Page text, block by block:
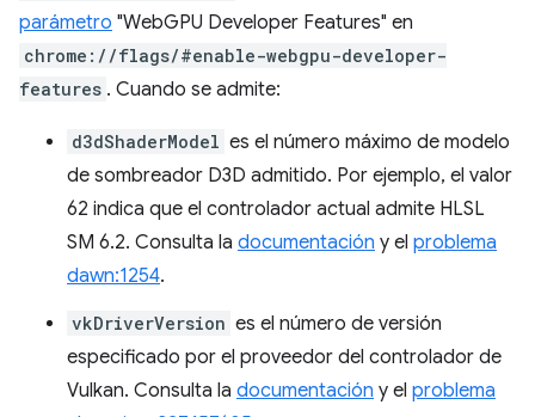
parámetro "WebGPU Developer Features" en
chrome://flags/#enable-webgpu-developer-
features . Cuando se admite:
d3dShaderModel es el número máximo de modelo
de sombreador D3D admitido. Por ejemplo, el valor
62 indica que el controlador actual admite HLSL
SM 6.2. Consulta la documentación y el problema
dawn:1254.
vkDriverVersion es el número de versión
especificado por el proveedor del controlador de
Vulkan. Consulta la documentación y el problema